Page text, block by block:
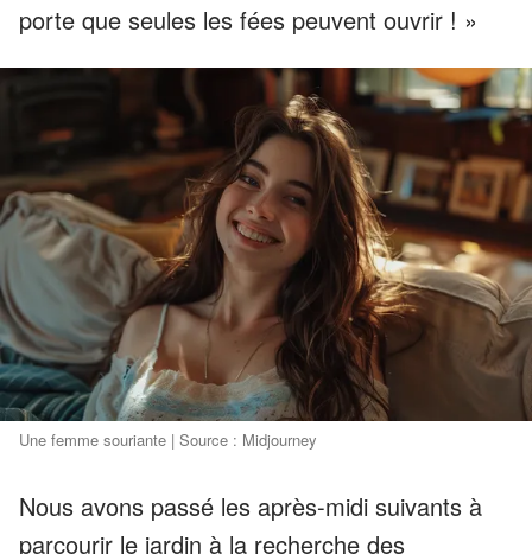
porte que seules les fées peuvent ouvrir ! »
Une femme souriante | Source : Midjourney
Nous avons passé les après-midi suivants à
parcourir le jardin à la recherche des